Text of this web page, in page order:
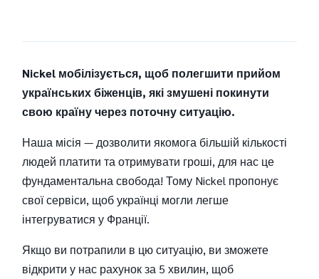
Nickel мобілізується, щоб полегшити прийом
українських біженців, які змушені покинути
свою країну через поточну ситуацію.
Наша місія — дозволити якомога більшій кількості
людей платити та отримувати гроші, для нас це
фундаментальна свобода! Тому Nickel пропонує
свої сервіси, щоб українці могли легше
інтегруватися у Франції.
Якщо ви потрапили в цю ситуацію, ви зможете
відкрити у нас рахунок за 5 хвилин, щоб